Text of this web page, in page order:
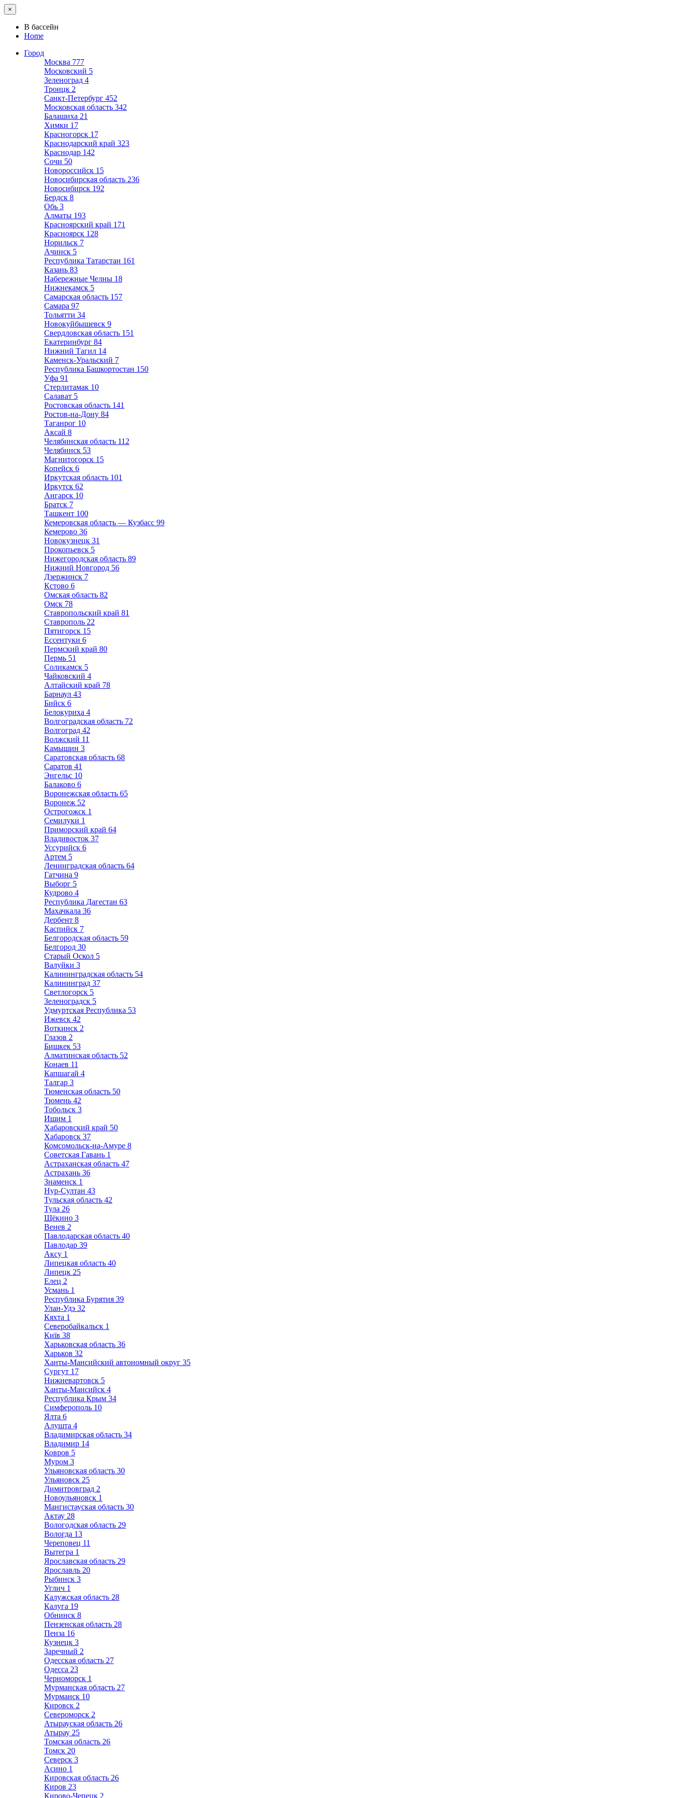
×
В бассейн
Home
Город
Москва 777
Московский 5
Зеленоград 4
Троицк 2
Санкт-Петербург 452
Московская область 342
Балашиха 21
Химки 17
Красногорск 17
Краснодарский край 323
Краснодар 142
Сочи 50
Новороссийск 15
Новосибирская область 236
Новосибирск 192
Бердск 8
Обь 3
Алматы 193
Красноярский край 171
Красноярск 128
Норильск 7
Ачинск 5
Республика Татарстан 161
Казань 83
Набережные Челны 18
Нижнекамск 5
Самарская область 157
Самара 97
Тольятти 34
Новокуйбышевск 9
Свердловская область 151
Екатеринбург 84
Нижний Тагил 14
Каменск-Уральский 7
Республика Башкортостан 150
Уфа 91
Стерлитамак 10
Салават 5
Ростовская область 141
Ростов-на-Дону 84
Таганрог 10
Аксай 8
Челябинская область 112
Челябинск 53
Магнитогорск 15
Копейск 6
Иркутская область 101
Иркутск 62
Ангарск 10
Братск 7
Ташкент 100
Кемеровская область — Кузбасс 99
Кемерово 36
Новокузнецк 31
Прокопьевск 5
Нижегородская область 89
Нижний Новгород 56
Дзержинск 7
Кстово 6
Омская область 82
Омск 78
Ставропольский край 81
Ставрополь 22
Пятигорск 15
Ессентуки 6
Пермский край 80
Пермь 51
Соликамск 5
Чайковский 4
Алтайский край 78
Барнаул 43
Бийск 6
Белокуриха 4
Волгоградская область 72
Волгоград 42
Волжский 11
Камышин 3
Саратовская область 68
Саратов 41
Энгельс 10
Балаково 6
Воронежская область 65
Воронеж 52
Острогожск 1
Семилуки 1
Приморский край 64
Владивосток 37
Уссурийск 6
Артем 5
Ленинградская область 64
Гатчина 9
Выборг 5
Кудрово 4
Республика Дагестан 63
Махачкала 36
Дербент 8
Каспийск 7
Белгородская область 59
Белгород 30
Старый Оскол 5
Валуйки 3
Калининградская область 54
Калининград 37
Светлогорск 5
Зеленоградск 5
Удмуртская Республика 53
Ижевск 42
Воткинск 2
Глазов 2
Бишкек 53
Алматинская область 52
Конаев 11
Капшагай 4
Талгар 3
Тюменская область 50
Тюмень 42
Тобольск 3
Ишим 1
Хабаровский край 50
Хабаровск 37
Комсомольск-на-Амуре 8
Советская Гавань 1
Астраханская область 47
Астрахань 36
Знаменск 1
Нур-Султан 43
Тульская область 42
Тула 26
Щёкино 3
Венев 2
Павлодарская область 40
Павлодар 39
Аксу 1
Липецкая область 40
Липецк 25
Елец 2
Усмань 1
Республика Бурятия 39
Улан-Удэ 32
Кяхта 1
Северобайкальск 1
Київ 38
Харьковская область 36
Харьков 32
Ханты-Мансийский автономный округ 35
Сургут 17
Нижневартовск 5
Ханты-Мансийск 4
Республика Крым 34
Симферополь 10
Ялта 6
Алушта 4
Владимирская область 34
Владимир 14
Ковров 5
Муром 3
Ульяновская область 30
Ульяновск 25
Димитровград 2
Новоульяновск 1
Мангистауская область 30
Актау 28
Вологодская область 29
Вологда 13
Череповец 11
Вытегра 1
Ярославская область 29
Ярославль 20
Рыбинск 3
Углич 1
Калужская область 28
Калуга 19
Обнинск 8
Пензенская область 28
Пенза 16
Кузнецк 3
Заречный 2
Одесская область 27
Одесса 23
Черноморск 1
Мурманская область 27
Мурманск 10
Кировск 2
Североморск 2
Атырауская область 26
Атырау 25
Томская область 26
Томск 20
Северск 3
Асино 1
Кировская область 26
Киров 23
Кирово-Чепецк 2